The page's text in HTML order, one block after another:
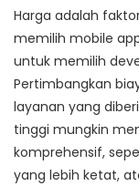
Harga adalah
memilih mobile
untuk memilih
Pertimbangkan
layanan yang
tinggi mungkin
komprehensif,
yang lebih ketat,